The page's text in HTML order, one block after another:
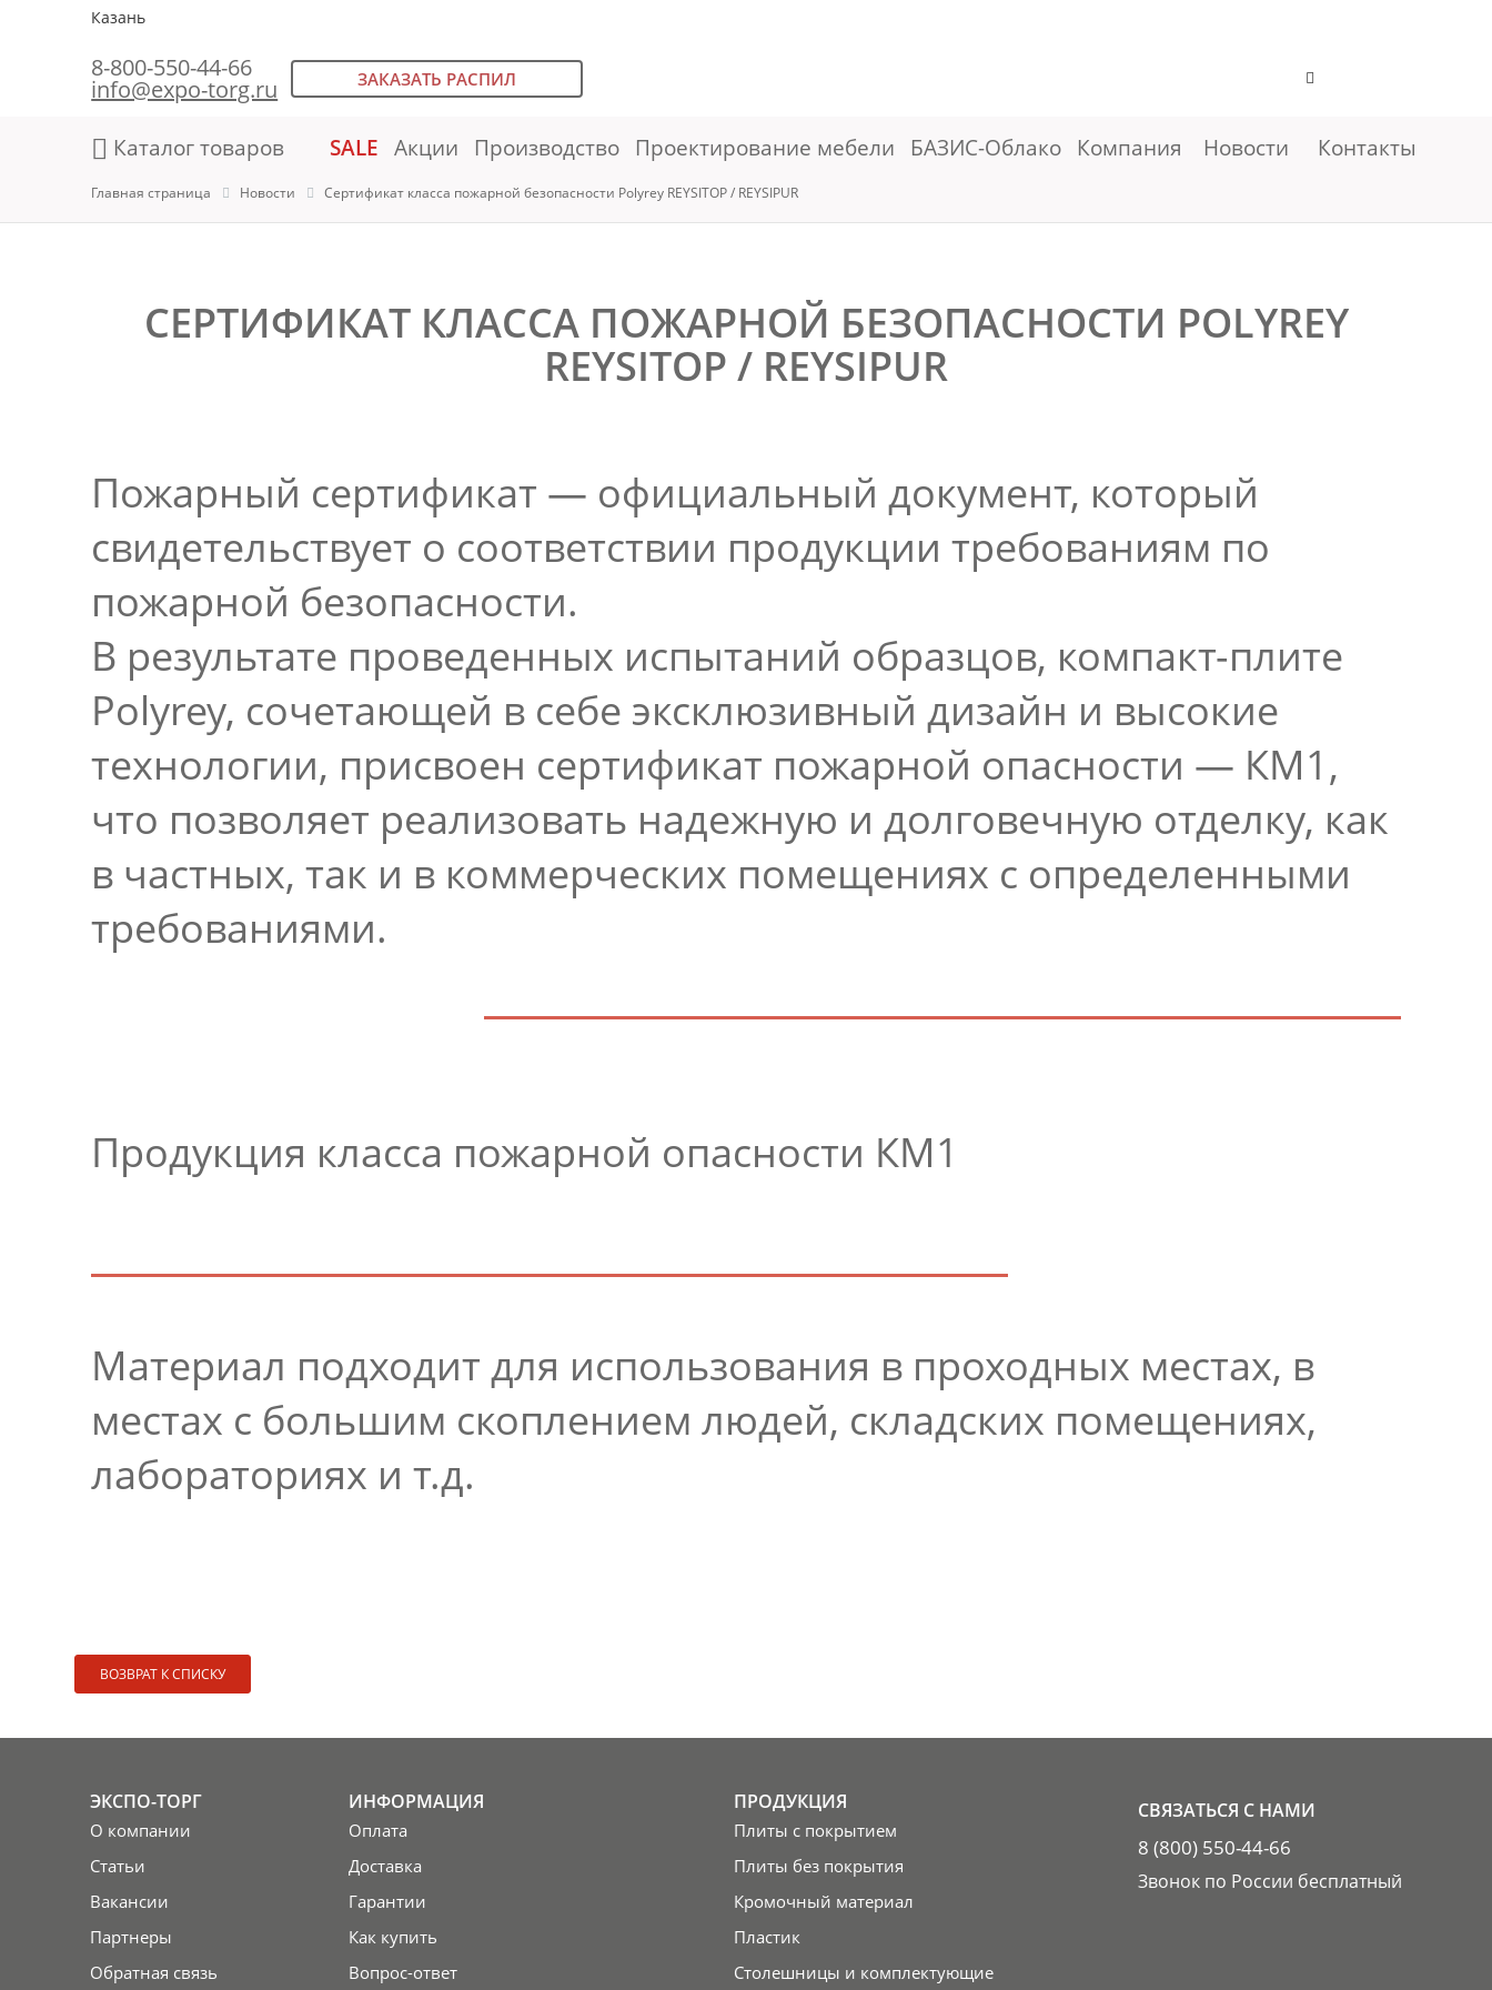
Казань
8-800-550-44-66
info@expo-torg.ru ЗАКАЗАТЬ РАСПИЛ
Каталог товаров SALE Акции Производство Проектирование мебели БАЗИС-Облако Компания Новости Контакты
Главная страница Новости Сертификат класса пожарной безопасности ­­Polyrey REYSITOP / REYSIPUR
СЕРТИФИКАТ КЛАССА ПОЖАРНОЙ БЕЗОПАСНОСТИ ­­POLYREY
REYSITOP / REYSIPUR
Пожарный сертификат — официальный документ, который
свидетельствует о соответствии продукции требованиям по
пожарной безопасности.
В результате проведенных испытаний образцов, компакт-плите
Polyrey, сочетающей в себе эксклюзивный дизайн и высокие
технологии, присвоен сертификат пожарной опасности — КМ1,
что позволяет реализовать надежную и долговечную отделку, как
в частных, так и в коммерческих помещениях с определенными
требованиями.
Продукция класса пожарной опасности КМ1
Материал подходит для использования в проходных местах, в
местах с большим скоплением людей, складских помещениях,
лабораториях и т.д.
ВОЗВРАТ К СПИСКУ
ЭКСПО-ТОРГ
О компании
Статьи
Вакансии
Партнеры
Обратная связь
ИНФОРМАЦИЯ
Оплата
Доставка
Гарантии
Как купить
Вопрос-ответ
ПРОДУКЦИЯ
Плиты с покрытием
Плиты без покрытия
Кромочный материал
Пластик
Столешницы и комплектующие
СВЯЗАТЬСЯ С НАМИ
8 (800) 550-44-66
Звонок по России бесплатный